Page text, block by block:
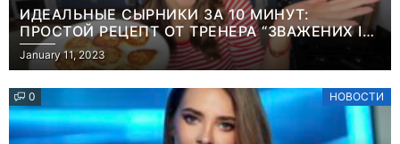
ИДЕАЛЬНЫЕ СЫРНИКИ ЗА 10 МИНУТ:
ПРОСТОЙ РЕЦЕПТ ОТ ТРЕНЕРА “ЗВАЖЕНИХ І
ЩАСЛИВИХ” АНИТЫ ЛУЦЕНКО
January 11, 2023
0 НОВОСТИ